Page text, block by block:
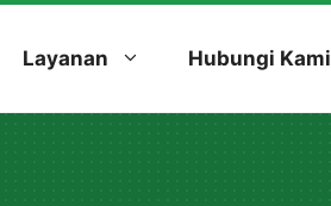
Layanan Hubungi Kami